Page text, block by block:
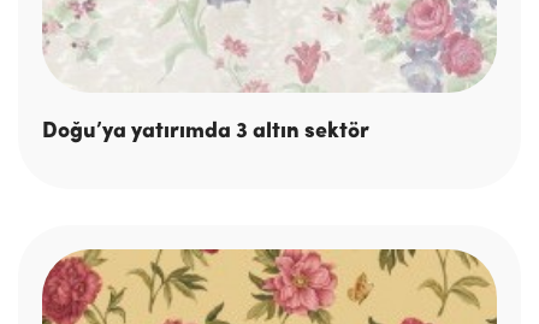
Doğu’ya yatırımda 3 altın sektör